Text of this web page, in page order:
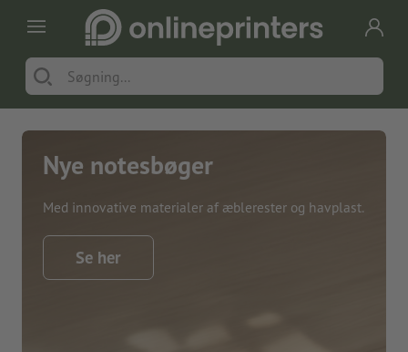
Nye notesbøger
Med innovative materialer af æblerester og havplast.
Se her